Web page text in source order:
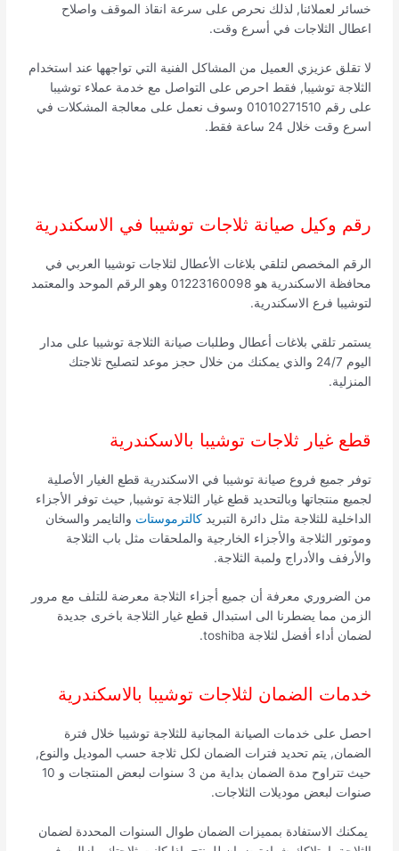
خسائر لعملائنا, لذلك نحرص على سرعة انقاذ الموقف واصلاح
اعطال الثلاجات في أسرع وقت.
لا تقلق عزيزي العميل من المشاكل الفنية التي تواجهها عند استخدام
الثلاجة توشيبا, فقط احرص على التواصل مع خدمة عملاء توشيبا
على رقم 01010271510 وسوف نعمل على معالجة المشكلات في
اسرع وقت خلال 24 ساعة فقط.
رقم وكيل صيانة ثلاجات توشيبا في الاسكندرية
الرقم المخصص لتلقي بلاغات الأعطال لثلاجات توشيبا العربي في
محافظة الاسكندرية هو 01223160098 وهو الرقم الموحد والمعتمد
لتوشيبا فرع الاسكندرية.
يستمر تلقي بلاغات أعطال وطلبات صيانة الثلاجة توشيبا على مدار
اليوم 24/7 والذي يمكنك من خلال حجز موعد لتصليح ثلاجتك
المنزلية.
قطع غيار ثلاجات توشيبا بالاسكندرية
توفر جميع فروع صيانة توشيبا في الاسكندرية قطع الغيار الأصلية
لجميع منتجاتها وبالتحديد قطع غيار الثلاجة توشيبا, حيث توفر الأجزاء
الداخلية للثلاجة مثل دائرة التبريدكالترموستات والتايمر والسخان
وموتور الثلاجة والأجزاء الخارجية والملحقات مثل باب الثلاجة
والأرفف والأدراج ولمبة الثلاجة.
من الضروري معرفة أن جميع أجزاء الثلاجة معرضة للتلف مع مرور
الزمن مما يضطرنا الى استبدال قطع غيار الثلاجة باخرى جديدة
لضمان أداء أفضل لثلاجة toshiba.
خدمات الضمان لثلاجات توشيبا بالاسكندرية
احصل على خدمات الصيانة المجانية للثلاجة توشيبا خلال فترة
الضمان, يتم تحديد فترات الضمان لكل ثلاجة حسب الموديل والنوع,
حيث تتراوح مدة الضمان بداية من 3 سنوات لبعض المنتجات و 10
صنوات لبعض موديلات الثلاجات.
يمكنك الاستفادة بمميزات الضمان طوال السنوات المحددة لضمان